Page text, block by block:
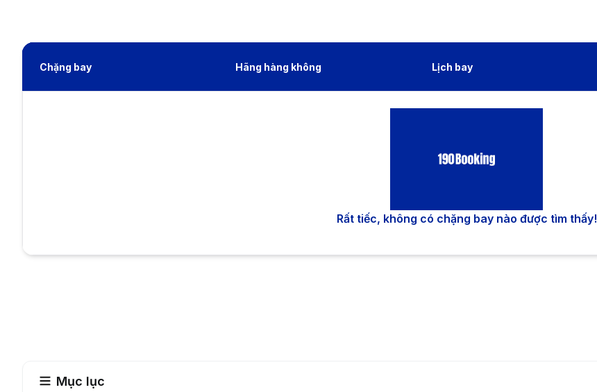
Chặng bay Hãng hàng không Lịch bay
Rất tiếc, không có chặng bay nào được tìm thấy!
Mục lục